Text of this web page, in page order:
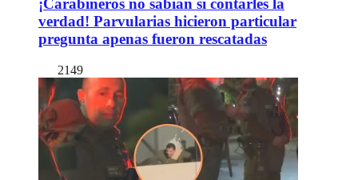
¡Carabineros no sabían si contarles la
verdad! Parvularias hicieron particular
pregunta apenas fueron rescatadas
2149